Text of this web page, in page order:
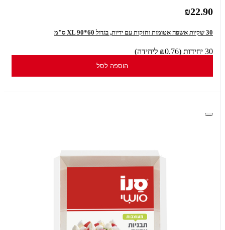
₪22.90
30 שקיות אשפה אטומות וחזקות עם ידיות, בגדול XL 90*60 ס"מ
30 יחידות (₪0.76 ליחידה)
הוספה לסל